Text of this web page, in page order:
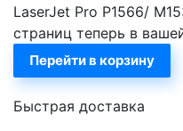
LaserJet Pro P1566/
страниц теперь в
Перейти в корзину
Быстрая доставка